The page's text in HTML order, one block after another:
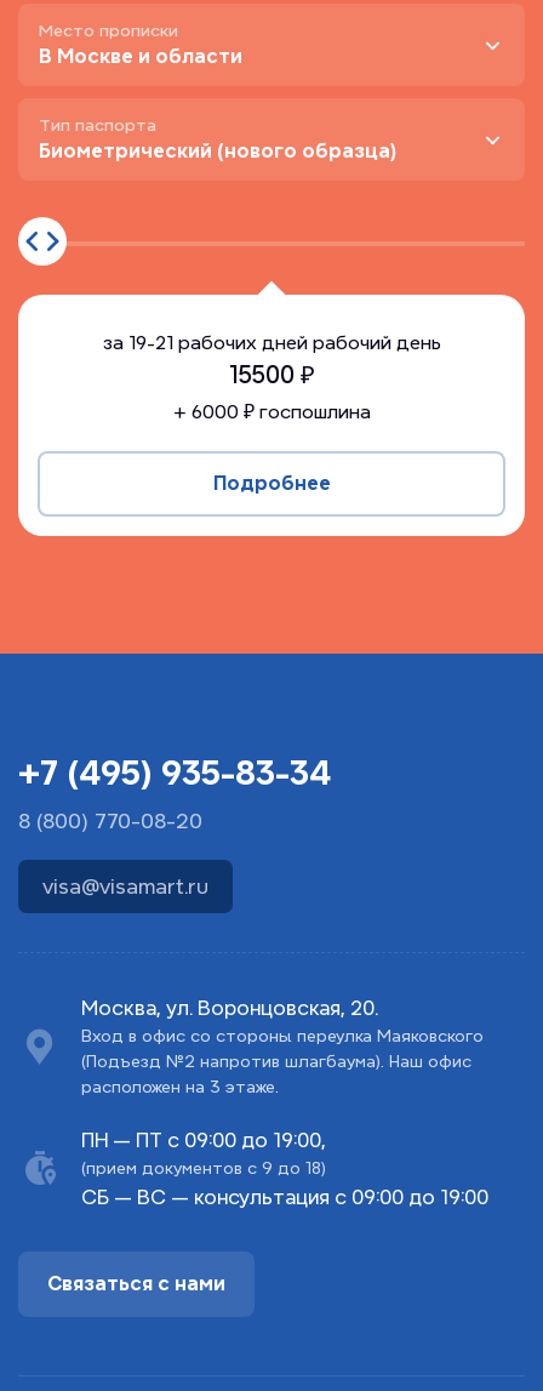
Место прописки
В Москве и области
Тип паспорта
Биометрический (нового образца)
за 19-21 рабочих днейрабочий день
15500₽
+ 6000₽ госпошлина
Подробнее
+7 (495) 935-83-34
8 (800) 770-08-20
visa@visamart.ru
Москва, ул. Воронцовская, 20.
Вход в офис со стороны переулка Маяковского
(Подъезд №2 напротив шлагбаума). Наш офис
расположен на 3 этаже.
ПН — ПТ с 09:00 до 19:00,
(прием документов с 9 до 18)
СБ — ВС — консультация с 09:00 до 19:00
Связаться с нами